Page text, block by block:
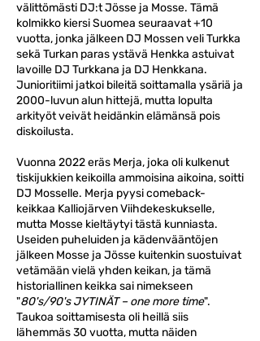
välittömästi DJ:t Jösse ja Mosse. Tämä
kolmikko kiersi Suomea seuraavat +10
vuotta, jonka jälkeen DJ Mossen veli Turkka
sekä Turkan paras ystävä Henkka astuivat
lavoille DJ Turkkana ja DJ Henkkana.
Junioritiimi jatkoi bileitä soittamalla ysäriä ja
2000-luvun alun hittejä, mutta lopulta
arkityöt veivät heidänkin elämänsä pois
diskoilusta.
Vuonna 2022 eräs Merja, joka oli kulkenut
tiskijukkien keikoilla ammoisina aikoina, soitti
DJ Mosselle. Merja pyysi comeback-
keikkaa Kalliojärven Viihdekeskukselle,
mutta Mosse kieltäytyi tästä kunniasta.
Useiden puheluiden ja kädenvääntöjen
jälkeen Mosse ja Jösse kuitenkin suostuivat
vetämään vielä yhden keikan, ja tämä
historiallinen keikka sai nimekseen
"80's/90's JYTINÄT – one more time".
Taukoa soittamisesta oli heillä siis
lähemmäs 30 vuotta, mutta näiden